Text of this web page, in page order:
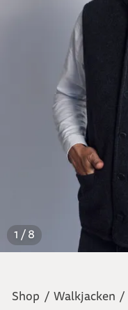
1 / 8
Shop / Walkjacken /